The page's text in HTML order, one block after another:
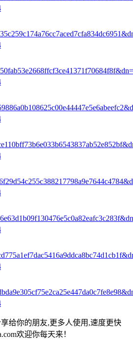
享给你的朋友,更多人使用,速度更快
欢迎你每天来！